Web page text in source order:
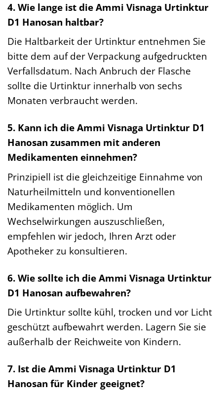
4. Wie lange ist die Ammi Visnaga Urtinktur
D1 Hanosan haltbar?
Die Haltbarkeit der Urtinktur entnehmen Sie
bitte dem auf der Verpackung aufgedruckten
Verfallsdatum. Nach Anbruch der Flasche
sollte die Urtinktur innerhalb von sechs
Monaten verbraucht werden.
5. Kann ich die Ammi Visnaga Urtinktur D1
Hanosan zusammen mit anderen
Medikamenten einnehmen?
Prinzipiell ist die gleichzeitige Einnahme von
Naturheilmitteln und konventionellen
Medikamenten möglich. Um
Wechselwirkungen auszuschließen,
empfehlen wir jedoch, Ihren Arzt oder
Apotheker zu konsultieren.
6. Wie sollte ich die Ammi Visnaga Urtinktur
D1 Hanosan aufbewahren?
Die Urtinktur sollte kühl, trocken und vor Licht
geschützt aufbewahrt werden. Lagern Sie sie
außerhalb der Reichweite von Kindern.
7. Ist die Ammi Visnaga Urtinktur D1
Hanosan für Kinder geeignet?